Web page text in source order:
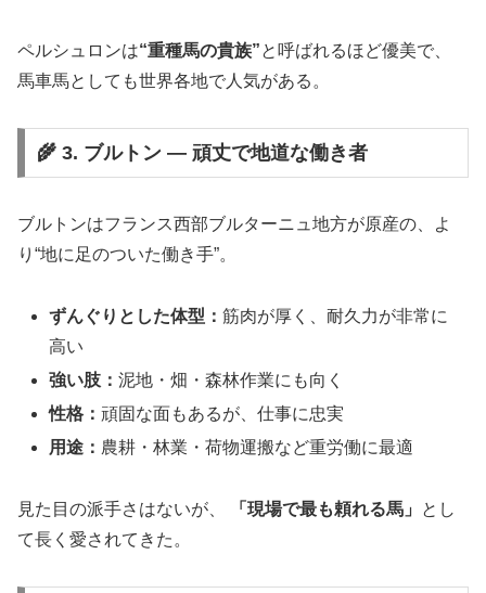
ペルシュロンは“重種馬の貴族”と呼ばれるほど優美で、
馬車馬としても世界各地で人気がある。
🌾 3. ブルトン ― 頑丈で地道な働き者
ブルトンはフランス西部ブルターニュ地方が原産の、よ
り“地に足のついた働き手”。
ずんぐりとした体型：筋肉が厚く、耐久力が非常に
高い
強い肢：泥地・畑・森林作業にも向く
性格：頑固な面もあるが、仕事に忠実
用途： 農耕・林業・荷物運搬など重労働に最適
見た目の派手さはないが、 「現場で最も頼れる馬」
とし
て長く愛されてきた。